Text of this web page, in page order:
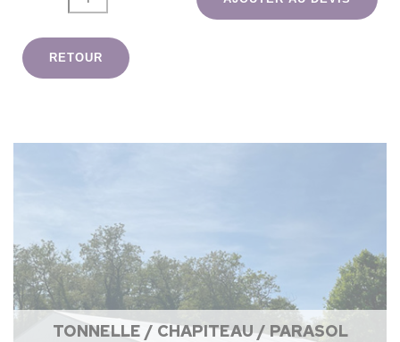
RETOUR
TONNELLE / CHAPITEAU / PARASOL